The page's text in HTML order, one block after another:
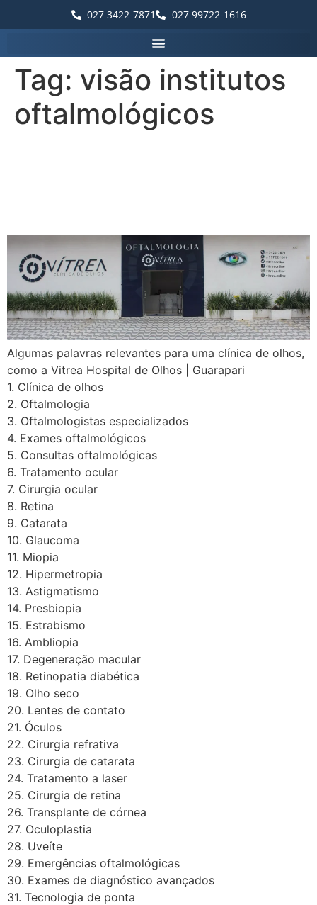
027 3422-7871 027 99722-1616
Tag: visão institutos
oftalmológicos
Algumas palavras relevantes para uma clínica de olhos,
como a Vitrea Hospital de Olhos | Guarapari
1. Clínica de olhos
2. Oftalmologia
3. Oftalmologistas especializados
4. Exames oftalmológicos
5. Consultas oftalmológicas
6. Tratamento ocular
7. Cirurgia ocular
8. Retina
9. Catarata
10. Glaucoma
11. Miopia
12. Hipermetropia
13. Astigmatismo
14. Presbiopia
15. Estrabismo
16. Ambliopia
17. Degeneração macular
18. Retinopatia diabética
19. Olho seco
20. Lentes de contato
21. Óculos
22. Cirurgia refrativa
23. Cirurgia de catarata
24. Tratamento a laser
25. Cirurgia de retina
26. Transplante de córnea
27. Oculoplastia
28. Uveíte
29. Emergências oftalmológicas
30. Exames de diagnóstico avançados
31. Tecnologia de ponta